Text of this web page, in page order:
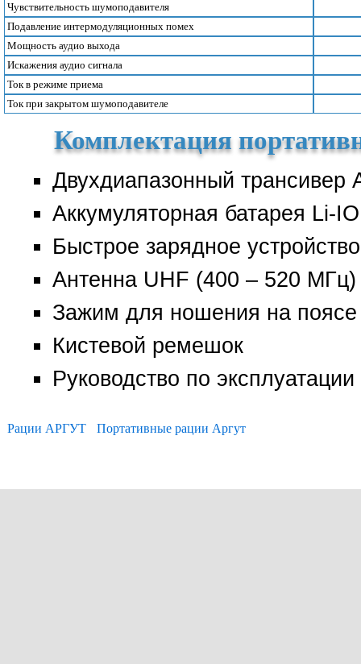
Чувствительность шумоподавителя
Подавление интермодуляционных помех
Мощность аудио выхода
Искажения аудио сигнала
Ток в режиме приема
Ток при закрытом шумоподавителе
Комплектация
Двухдиапазонный трансивер
Аккумуляторная батарея Li-
Быстрое зарядное устройство
Антенна UHF (400 – 520
Зажим для ношения на поясе
Кистевой ремешок
Руководство по эксплуатации
Рации АРГУТ Портативные рации Аргут